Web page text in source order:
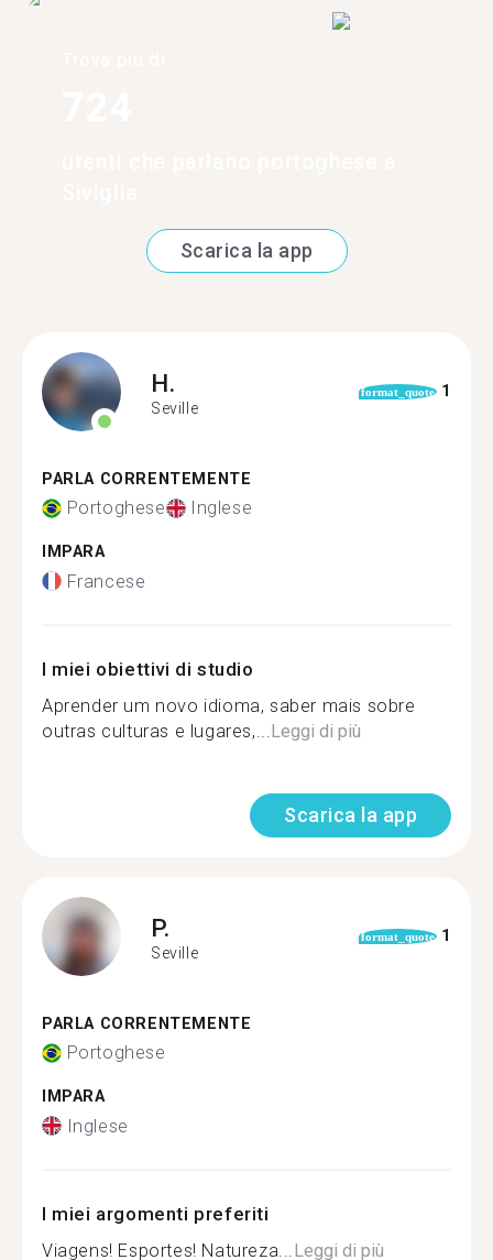
Scarica la app
H.
Seville
format_quote 1
PARLA CORRENTEMENTE
Portoghese Inglese
IMPARA
Francese
I miei obiettivi di studio
Aprender um novo idioma, saber mais sobre
outras culturas e lugares,... Leggi di più
Scarica la app
P.
Seville
format_quote 1
PARLA CORRENTEMENTE
Portoghese
IMPARA
Inglese
I miei argomenti preferiti
Viagens! Esportes! Natureza... Leggi di più